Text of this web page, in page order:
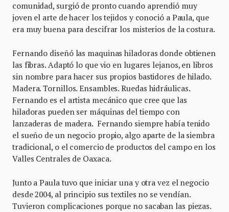
comunidad, surgió de pronto cuando aprendió muy
joven el arte de hacer los tejidos y conoció a Paula, que
era muy buena para descifrar los misterios de la costura.
Fernando diseñó las maquinas hiladoras donde obtienen
las fibras. Adaptó lo que vio en lugares lejanos, en libros
sin nombre para hacer sus propios bastidores de hilado.
Madera. Tornillos. Ensambles. Ruedas hidráulicas.
Fernando es el artista mecánico que cree que las
hiladoras pueden ser máquinas del tiempo con
lanzaderas de madera. Fernando siempre había tenido
el sueño de un negocio propio, algo aparte de la siembra
tradicional, o el comercio de productos del campo en los
Valles Centrales de Oaxaca.
Junto a Paula tuvo que iniciar una y otra vez el negocio
desde 2004, al principio sus textiles no se vendían.
Tuvieron complicaciones porque no sacaban las piezas.